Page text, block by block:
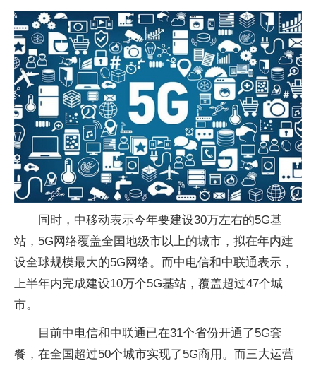
同时，中移动表示今年要建设30万左右的5G基
站，5G网络覆盖全国地级市以上的城市，拟在年内建
设全球规模最大的5G网络。而中电信和中联通表示，
上半年内完成建设10万个5G基站，覆盖超过47个城
市。
目前中电信和中联通已在31个省份开通了5G套
餐，在全国超过50个城市实现了5G商用。而三大运营